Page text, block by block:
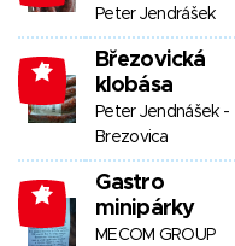
Peter Jendrášek
-7
Březovická
klobása
Peter Jendnášek -
Brezovica
-7
Gastro
minipárky
MECOM GROUP